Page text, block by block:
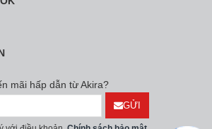
mãi hấp dẫn từ Akira?
GỬI